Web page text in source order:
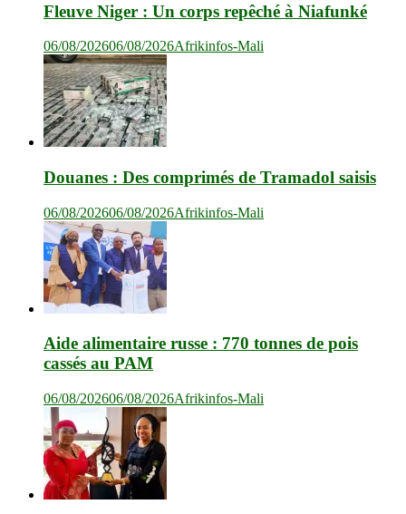
Fleuve Niger : Un corps repêché à Niafunké
06/08/202606/08/2026Afrikinfos-Mali
Douanes : Des comprimés de Tramadol saisis
06/08/202606/08/2026Afrikinfos-Mali
Aide alimentaire russe : 770 tonnes de pois
cassés au PAM
06/08/202606/08/2026Afrikinfos-Mali